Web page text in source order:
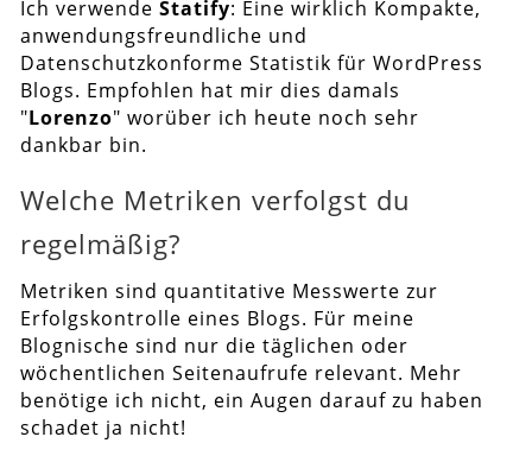
Ich verwende Statify: Eine wirklich Kompakte,
anwendungsfreundliche und
Datenschutzkonforme Statistik für WordPress
Blogs. Empfohlen hat mir dies damals
"Lorenzo" worüber ich heute noch sehr
dankbar bin.
Welche Metriken verfolgst du
regelmäßig?
Metriken sind quantitative Messwerte zur
Erfolgskontrolle eines Blogs. Für meine
Blognische sind nur die täglichen oder
wöchentlichen Seitenaufrufe relevant. Mehr
benötige ich nicht, ein Augen darauf zu haben
schadet ja nicht!